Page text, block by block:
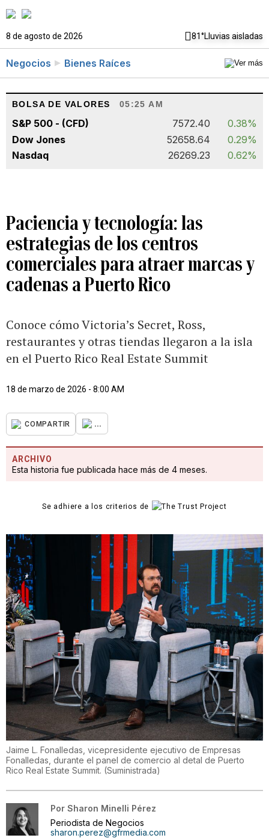
8 de agosto de 2026 81°Lluvias aisladas
Negocios Bienes Raíces
BOLSA DE VALORES 05:25 AM
S&P 500 - (CFD) 7572.40
0.38%
Dow Jones
52658.64
0.29%
Nasdaq
26269.23 0.62%
Paciencia y tecnología: las
estrategias de los centros
comerciales para atraer marcas y
cadenas a Puerto Rico
Conoce cómo Victoria’s Secret, Ross,
restaurantes y otras tiendas llegaron a la isla
en el Puerto Rico Real Estate Summit
18 de marzo de 2026 - 8:00 AM
COMPARTIR ...
ARCHIVO
Esta historia fue publicada hace más de 4 meses.
Se adhiere a los criterios de
Jaime L. Fonalledas, vicepresidente ejecutivo de Empresas
Fonalledas, durante el panel de comercio al detal de Puerto
Rico Real Estate Summit. (Suministrada)
Por Sharon Minelli Pérez
Periodista de Negocios
sharon.perez@gfrmedia.com